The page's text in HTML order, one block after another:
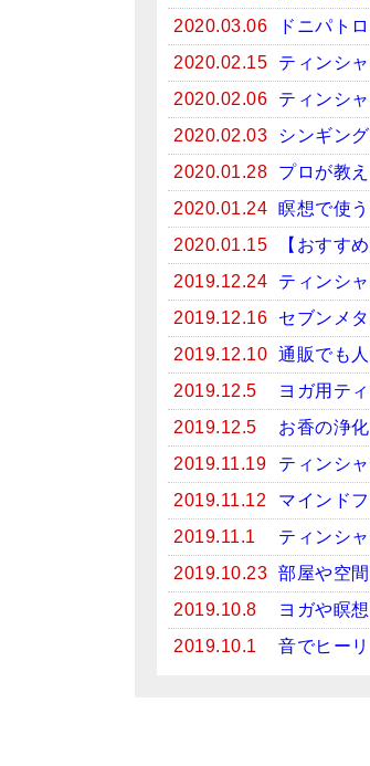
2020.03.06
ドニパト
2020.02.15
ティンシ
2020.02.06
ティンシ
2020.02.03
シンギン
2020.01.28
プロが教
2020.01.24 瞑想で使
2020.01.15
【おすす
2019.12.24
ティンシ
2019.12.16
セブンメ
2019.12.10 通販でも
2019.12.5
ヨガ用テ
2019.12.5
お香の浄
2019.11.19
ティンシ
2019.11.12
マインド
2019.11.1
ティンシ
2019.10.23 部屋や空
2019.10.8
ヨガや瞑
2019.10.1
音でヒー